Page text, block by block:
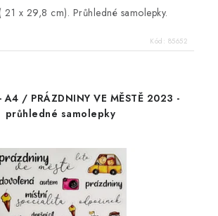
21 x 29,8 cm). Průhledné samolepky.
Kód: 85652
/ PRÁZDNINY VE MĚSTĚ 2023 -
průhledné samolepky